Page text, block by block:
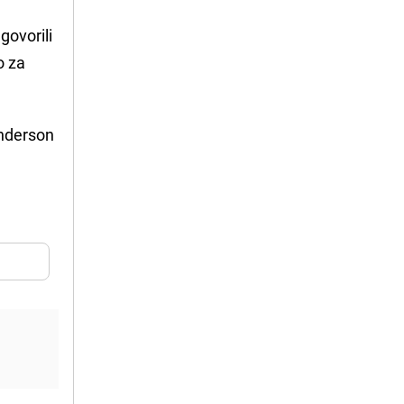
za